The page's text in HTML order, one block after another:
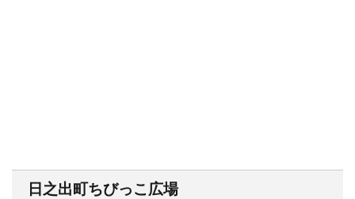
日之出町ちびっこ広場